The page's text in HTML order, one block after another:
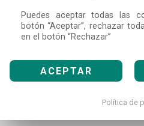
Puedes aceptar todas las
botón “Aceptar”, rechazar
en el botón “Rechazar”
ACEPTAR
Política de